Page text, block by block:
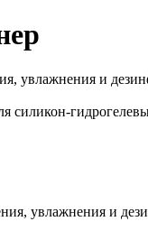
увлажнения и
силикон-
увлажнения и